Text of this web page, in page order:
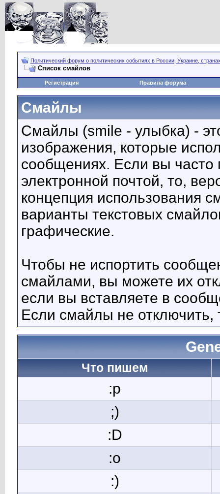
Политический форум о политических событиях в России, Украине,
Список смайлов
Регистрация Правила форума
Смайлы
Смайлы (smile - улыбка) -
изображения, которые
сообщениях. Если вы часто
электронной почтой, то,
концепция использования
варианты текстовых
графические.
Чтобы не испортить
смайлами, вы можете их
если вы вставляете в
Если смайлы не отключить,
Что пишем
:p
;)
:D
:o
:)